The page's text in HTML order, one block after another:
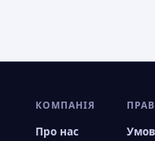
КОМПАНІЯ
Про нас